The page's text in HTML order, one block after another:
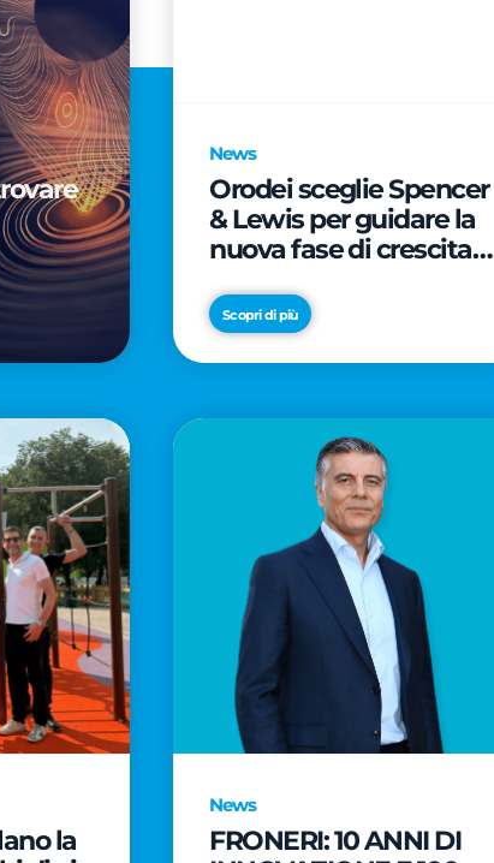
News
Orodei sceglie Spencer
& Lewis per guidare la
nuova fase di crescita e
brand
Scopri di più
la
News
FRONERI: 10 ANNI DI